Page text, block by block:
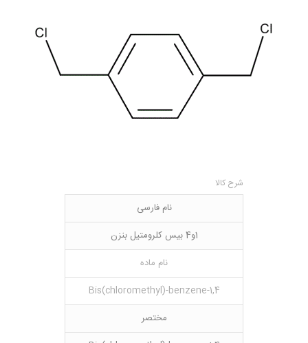
شرح کالا
نام فارسی
1و4 بیس کلرومتیل بنزن
نام ماده
1,4-Bis(chloromethyl)-benzene
مختصر